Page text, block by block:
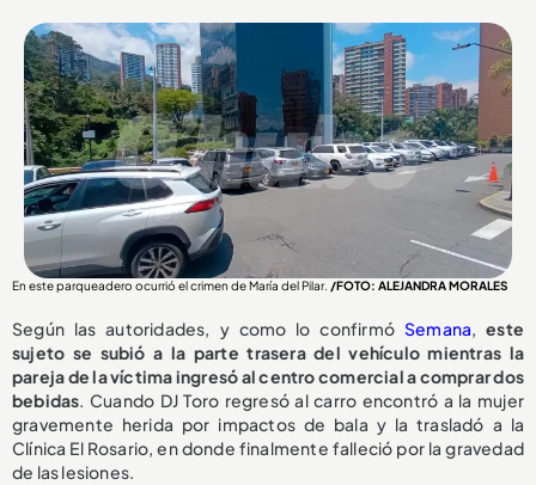
En este parqueadero ocurrió el crimen de María del Pilar. /FOTO: ALEJANDRA MORALES
Según las autoridades, y como lo confirmó Semana,este
sujeto se subió a la parte trasera del vehículo mientras la
pareja de la víctima ingresó al centro comercial a comprar dos
bebidas. Cuando DJ Toro regresó al carro encontró a la mujer
gravemente herida por impactos de bala y la trasladó a la
Clínica El Rosario, en donde finalmente falleció por la gravedad
de las lesiones.